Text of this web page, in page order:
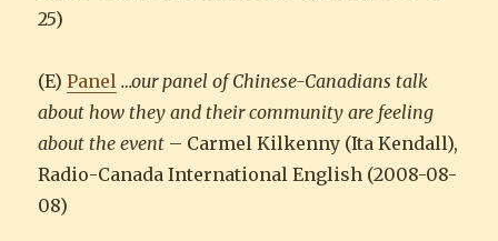
25)
(E)Panel …our panel of Chinese-Canadians talk
about how they and their community are feeling
about the event – Carmel Kilkenny (Ita Kendall),
Radio-Canada International English (2008-08-
08)